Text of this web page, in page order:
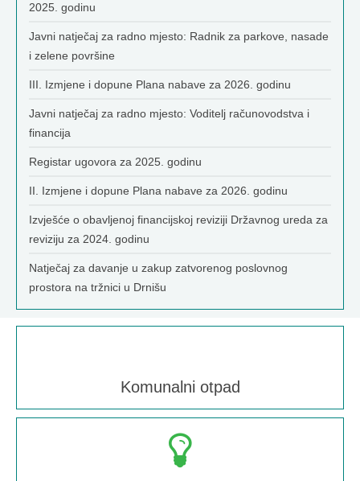
2025. godinu
Javni natječaj za radno mjesto: Radnik za parkove, nasade
i zelene površine
III. Izmjene i dopune Plana nabave za 2026. godinu
Javni natječaj za radno mjesto: Voditelj računovodstva i
financija
Registar ugovora za 2025. godinu
II. Izmjene i dopune Plana nabave za 2026. godinu
Izvješće o obavljenoj financijskoj reviziji Državnog ureda za
reviziju za 2024. godinu
Natječaj za davanje u zakup zatvorenog poslovnog
prostora na tržnici u Drnišu
Komunalni otpad